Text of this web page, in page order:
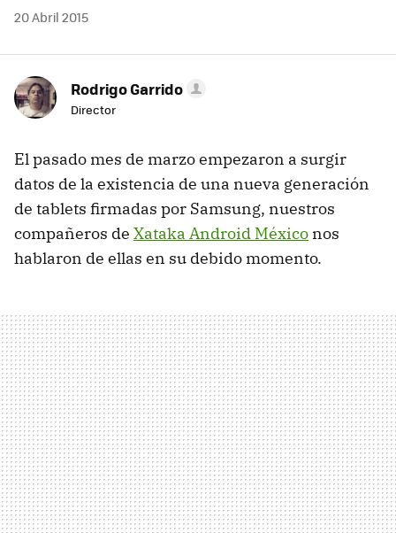
20 Abril 2015
Rodrigo Garrido
Director
El pasado mes de marzo empezaron a surgir
datos de la existencia de una nueva generación
de tablets firmadas por Samsung, nuestros
compañeros de Xataka Android México nos
hablaron de ellas en su debido momento.